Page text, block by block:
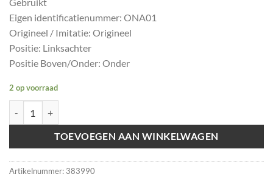
Eigen identificatienummer: ONA01
Origineel / Imitatie: Origineel
Positie: Linksachter
Positie Boven/Onder: Onder
2 op voorraad
TOEVOEGEN AAN WINKELWAGEN
Artikelnummer: 383990